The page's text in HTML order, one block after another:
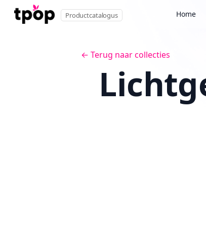
Productcatalogus Home
← Terug naar collecties